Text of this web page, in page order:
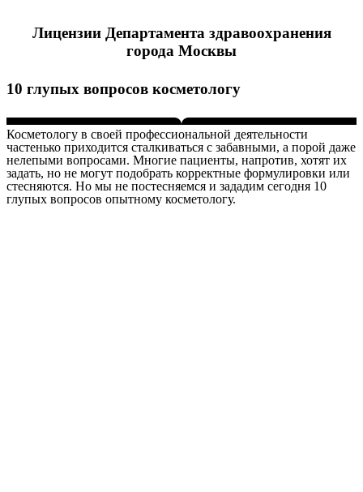
Лицензии Департамента здравоохранения
города Москвы
10 глупых вопросов косметологу
Косметологу в своей профессиональной деятельности
частенько приходится сталкиваться с забавными, а порой даже
нелепыми вопросами. Многие пациенты, напротив, хотят их
задать, но не могут подобрать корректные формулировки или
стесняются. Но мы не постесняемся и зададим сегодня 10
глупых вопросов опытному косметологу.